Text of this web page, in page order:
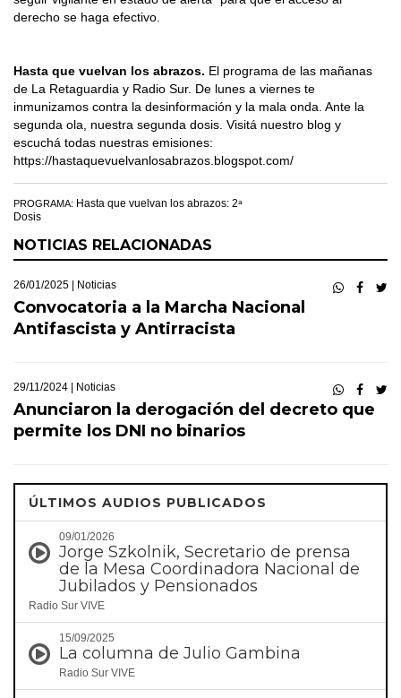
derecho se haga efectivo.
Hasta que vuelvan los abrazos. El programa de las mañanas
de La Retaguardia y Radio Sur. De lunes a viernes te
inmunizamos contra la desinformación y la mala onda. Ante la
segunda ola, nuestra segunda dosis. Visitá nuestro blog y
escuchá todas nuestras emisiones:
https://hastaquevuelvanlosabrazos.blogspot.com/
PROGRAMA: Hasta que vuelvan los abrazos: 2ᵃ
Dosis
NOTICIAS RELACIONADAS
26/01/2025 | Noticias
Convocatoria a la Marcha Nacional
Antifascista y Antirracista
29/11/2024 | Noticias
Anunciaron la derogación del decreto que
permite los DNI no binarios
ÚLTIMOS AUDIOS PUBLICADOS
09/01/2026
Jorge Szkolnik, Secretario de prensa
de la Mesa Coordinadora Nacional de
Jubilados y Pensionados
Radio Sur VIVE
15/09/2025
La columna de Julio Gambina
Radio Sur VIVE